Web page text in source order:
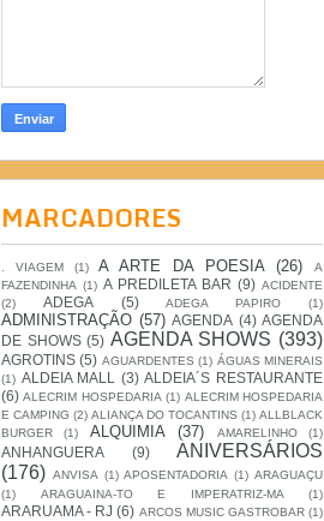
MARCADORES
. VIAGEM (1) A ARTE DA POESIA (26)
A
FAZENDINHA (1) A PREDILETA BAR (9) ACIDENTE
(2)
ADEGA (5) ADEGA PAPIRO (1)
ADMINISTRAÇÃO (57) AGENDA (4) AGENDA
DE SHOWS (5) AGENDA SHOWS (393)
AGROTINS (5) AGUARDENTES (1) ÁGUAS MINERAIS
(1) ALDEIA MALL (3) ALDEIA´S RESTAURANTE
(6) ALECRIM HOSPEDARIA (1) ALECRIM HOSPEDARIA
E CAMPING (2) ALIANÇA DO TOCANTINS (1) ALLBLACK
BURGER
(1) ALQUIMIA (37) AMARELINHO (1)
ANHANGUERA (9)
ANIVERSÁRIOS
(176) ANVISA (1) APOSENTADORIA (1) ARAGUAÇU
(1)
ARAGUAINA-TO E IMPERATRIZ-MA (1)
ARARUAMA - RJ (6) ARCOS MUSIC GASTROBAR (1)